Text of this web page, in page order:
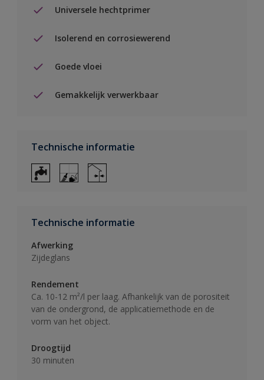
Universele hechtprimer
Isolerend en corrosiewerend
Goede vloei
Gemakkelijk verwerkbaar
Technische informatie
Technische informatie
Afwerking
Zijdeglans
Rendement
Ca. 10-12 m²/l per laag. Afhankelijk van de porositeit
van de ondergrond, de applicatiemethode en de
vorm van het object.
Droogtijd
30 minuten